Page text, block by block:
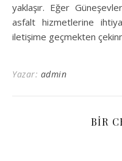
yaklaşır. Eğer
asfalt hizmetlerine
iletişime geçmekten
Yazar: admin
BIR